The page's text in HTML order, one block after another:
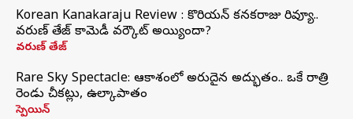
Korean Kanakaraju Review : కొరియన్ కనకరాజు రివ్యూ..
వరుణ్ తేజ్ కామెడీ వర్కౌట్ అయ్యిందా?
వరుణ్ తేజ్
Rare Sky Spectacle: ఆకాశంలో అరుదైన అద్భుతం.. ఒకే రాత్రి
రెండు చీకట్లు, ఉల్కాపాతం
స్పెయిన్